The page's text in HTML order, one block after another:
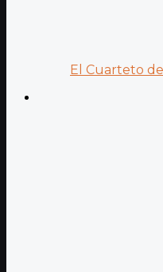
El Cuarteto